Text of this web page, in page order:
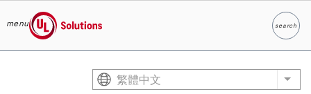
menu
UL Solutions
searchSearch
繁體中文 List